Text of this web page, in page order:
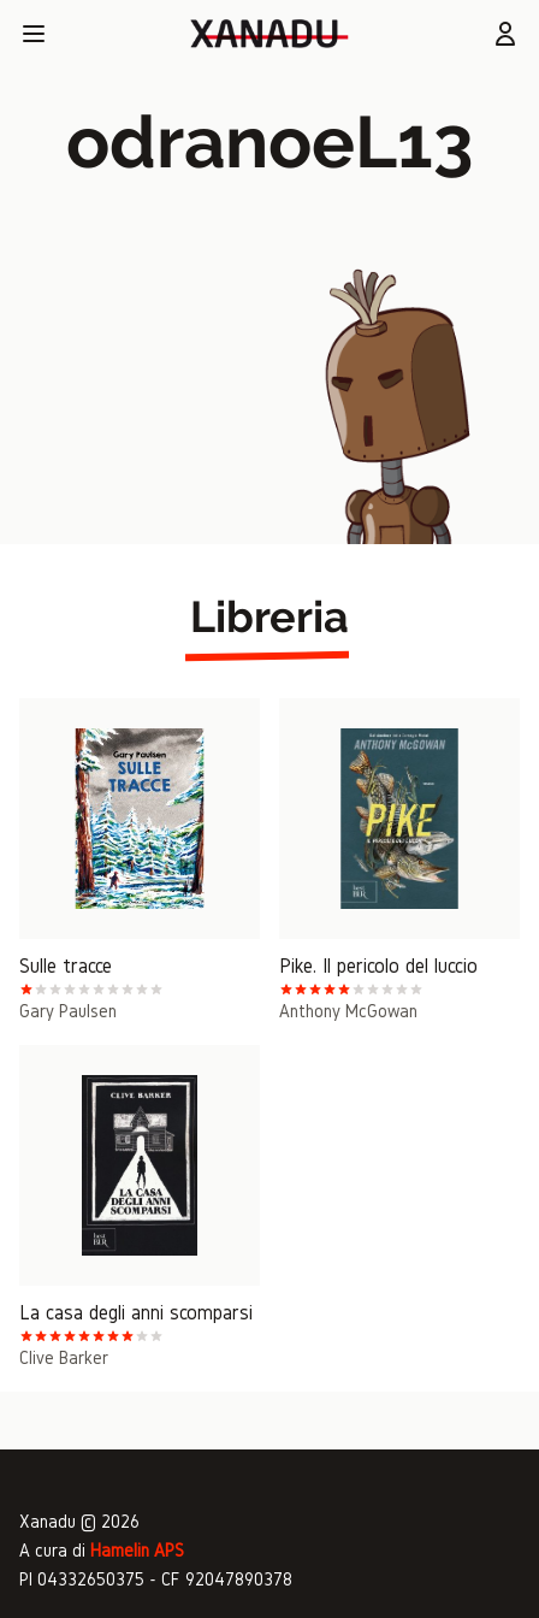
odranoeL13
Libreria
Sulle tracce
Gary Paulsen
Pike. Il pericolo del luccio
Anthony McGowan
La casa degli anni scomparsi
Clive Barker
Xanadu © 2026
A cura di Hamelin APS
PI 04332650375 - CF 92047890378